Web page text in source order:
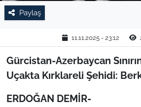
Paylaş
11.11.2025 - 23:12
Gürcistan-Azerbaycan
Uçakta Kırklareli Şehidi:
ERDOĞAN DEMİR-
SPOR
EDİRNE